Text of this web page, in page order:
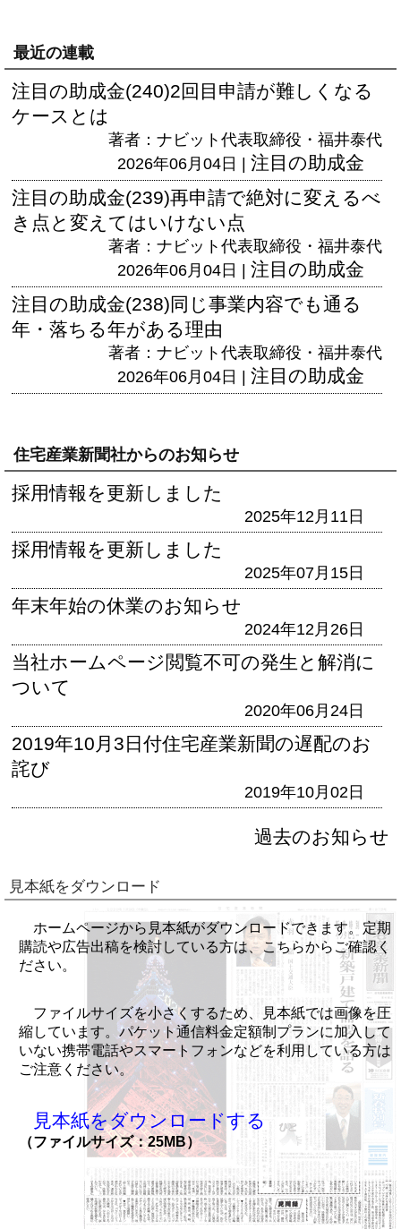
最近の連載
注目の助成金(240)2回目申請が難しくなる
ケースとは
著者：ナビット代表取締役・福井泰代
2026年06月04日 | 注目の助成金
注目の助成金(239)再申請で絶対に変えるべ
き点と変えてはいけない点
著者：ナビット代表取締役・福井泰代
2026年06月04日 | 注目の助成金
注目の助成金(238)同じ事業内容でも通る
年・落ちる年がある理由
著者：ナビット代表取締役・福井泰代
2026年06月04日 | 注目の助成金
住宅産業新聞社からのお知らせ
採用情報を更新しました
2025年12月11日
採用情報を更新しました
2025年07月15日
年末年始の休業のお知らせ
2024年12月26日
当社ホームページ閲覧不可の発生と解消に
ついて
2020年06月24日
2019年10月3日付住宅産業新聞の遅配のお
詫び
2019年10月02日
過去のお知らせ
見本紙をダウンロード
ホームページから見本紙がダウンロードできます。定期
購読や広告出稿を検討している方は、こちらからご確認く
ださい。
ファイルサイズを小さくするため、見本紙では画像を圧
縮しています。パケット通信料金定額制プランに加入して
いない携帯電話やスマートフォンなどを利用している方は
ご注意ください。
見本紙をダウンロードする
（ファイルサイズ：25MB）